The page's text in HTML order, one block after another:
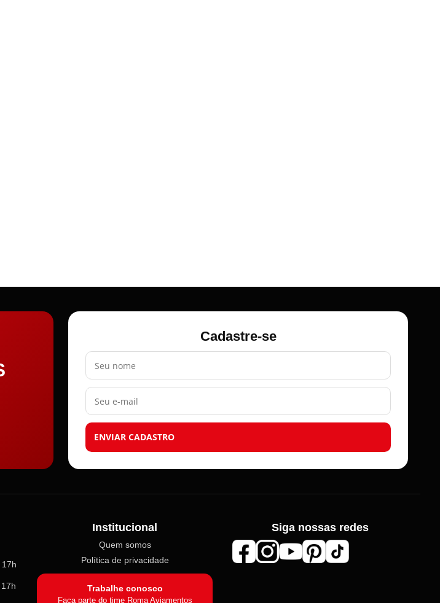
Cadastre-se
Seu nome
Seu e-mail
ENVIAR CADASTRO
Institucional
Quem somos
Política de privacidade
Trabalhe conosco
Faça parte do time Roma Aviamentos
Siga nossas redes